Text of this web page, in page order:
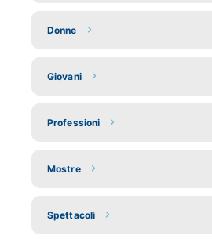
Donne
Giovani
Professioni
Mostre
Spettacoli